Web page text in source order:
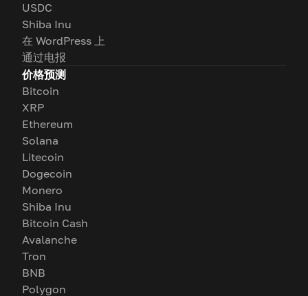
USDC
Shiba Inu
在 WordPress 上
通过电报
价格预测
Bitcoin
XRP
Ethereum
Solana
Litecoin
Dogecoin
Monero
Shiba Inu
Bitcoin Cash
Avalanche
Tron
BNB
Polygon